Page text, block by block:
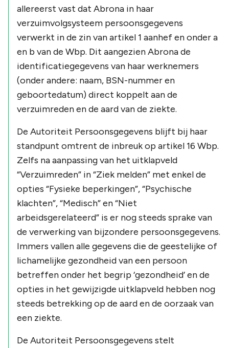
allereerst vast dat Abrona in haar
verzuimvolgsysteem persoonsgegevens
verwerkt in de zin van artikel 1 aanhef en onder a
en b van de Wbp. Dit aangezien Abrona de
identificatiegegevens van haar werknemers
(onder andere: naam, BSN-nummer en
geboortedatum) direct koppelt aan de
verzuimreden en de aard van de ziekte.
De Autoriteit Persoonsgegevens blijft bij haar
standpunt omtrent de inbreuk op artikel 16 Wbp.
Zelfs na aanpassing van het uitklapveld
“Verzuimreden” in“Ziek melden” met enkel de
opties “Fysieke beperkingen”,“Psychische
klachten”,“Medisch”en“Niet
arbeidsgerelateerd” is er nog steeds sprake van
de verwerking van bijzondere persoonsgegevens.
Immers vallen alle gegevens die de geestelijke of
lichamelijke gezondheid van een persoon
betreffen onder het begrip ‘gezondheid’en de
opties in het gewijzigde uitklapveld hebben nog
steeds betrekking op de aard en de oorzaak van
een ziekte.
De Autoriteit Persoonsgegevens stelt